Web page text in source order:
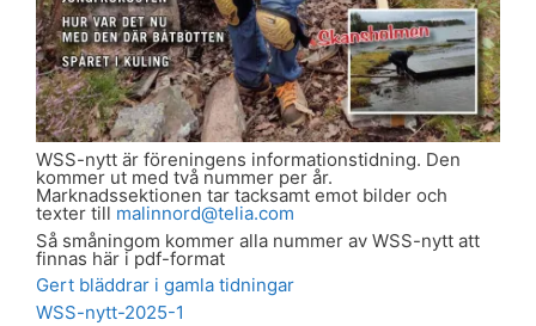
WSS-nytt är föreningens informationstidning. Den
kommer ut med två nummer per år.
Marknadssektionen tar tacksamt emot bilder och
texter till malinnord@telia.com
Så småningom kommer alla nummer av WSS-nytt att
finnas här i pdf-format
Gert bläddrar i gamla tidningar
WSS-nytt-2025-1